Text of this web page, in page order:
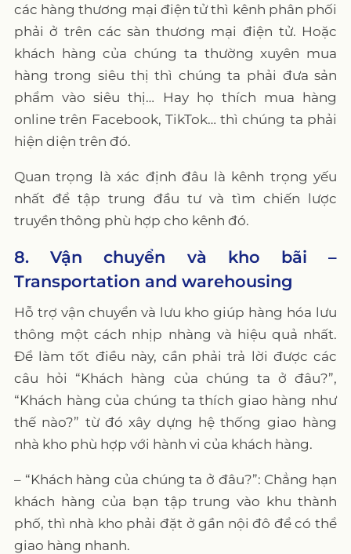
các hàng thương mại điện tử thì kênh phân phối
phải ở trên các sàn thương mại điện tử. Hoặc
khách hàng của chúng ta thường xuyên mua
hàng trong siêu thị thì chúng ta phải đưa sản
phẩm vào siêu thị… Hay họ thích mua hàng
online trên Facebook, TikTok… thì chúng ta phải
hiện diện trên đó.
Quan trọng là xác định đâu là kênh trọng yếu
nhất để tập trung đầu tư và tìm chiến lược
truyền thông phù hợp cho kênh đó.
8. Vận chuyển và kho bãi –
Transportation and warehousing
Hỗ trợ vận chuyển và lưu kho giúp hàng hóa lưu
thông một cách nhịp nhàng và hiệu quả nhất.
Để làm tốt điều này, cần phải trả lời được các
câu hỏi “Khách hàng của chúng ta ở đâu?”,
“Khách hàng của chúng ta thích giao hàng như
thế nào?” từ đó xây dựng hệ thống giao hàng
nhà kho phù hợp với hành vi của khách hàng.
– “Khách hàng của chúng ta ở đâu?”: Chẳng hạn
khách hàng của bạn tập trung vào khu thành
phố, thì nhà kho phải đặt ở gần nội đô để có thể
giao hàng nhanh.